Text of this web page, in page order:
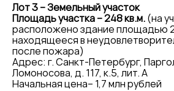
Лот 3 – Земельный участок
Площадь участка – 248 кв.м.(на
расположено здание площадью
находящееся в
после пожара)
Адрес: г. Санкт-Петербург,
Ломоносова, д. 117, к.5, лит. А
Начальная цена– 1,7 млн рублей